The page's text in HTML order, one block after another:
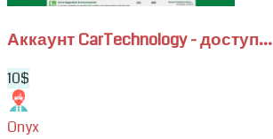
вложениям
Аккаунт CarTechnology - доступ...
10$
Onyx